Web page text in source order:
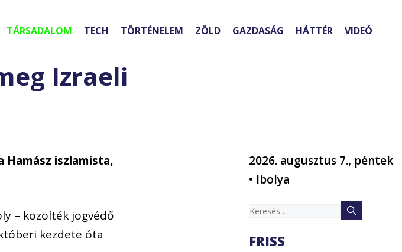
TÁRSADALOM TECH TÖRTÉNELEM ZÖLD GAZDASÁG HÁTTÉR VIDEÓ
Izraeli
Hamász iszlamista,
– közölték jogvédő
kezdete óta
2026. augusztus 7., péntek
• Ibolya
Keresés:
FRISS